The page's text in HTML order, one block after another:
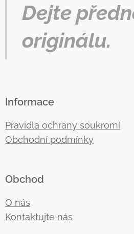
Dejte
originálu.
Informace
Pravidla ochrany soukromí
Obchodní podmínky
Obchod
O nás
Kontaktujte nás